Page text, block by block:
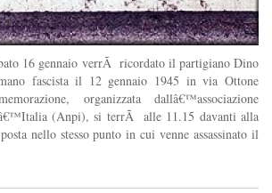
16 gennaio verrÃ ricordato il partigiano Dino
fascista il 12 gennaio 1945 in via Ottone
organizzata dallâ€™associazione
(Anpi), si terrÃ alle 11.15 davanti alla
nello stesso punto in cui venne assassinato il